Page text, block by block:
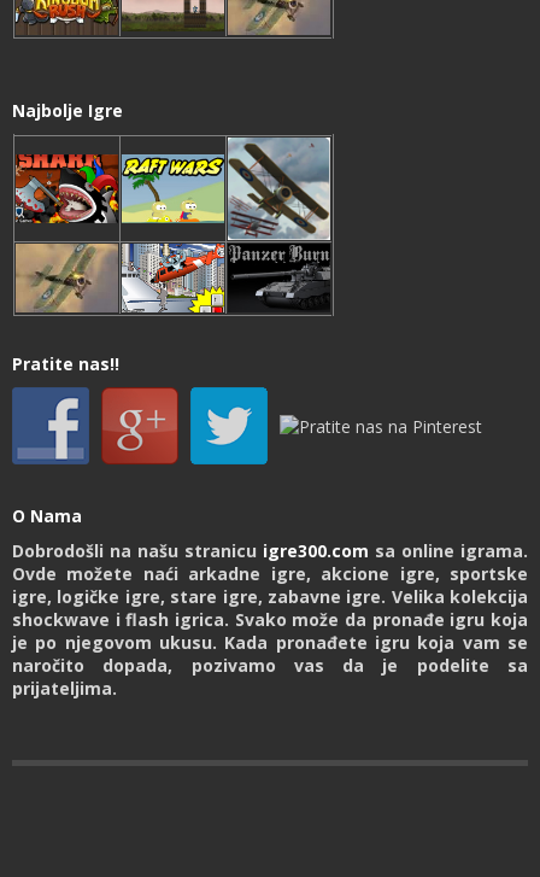
Najbolje Igre
Pratite nas!!
O Nama
Dobrodošli na našu stranicu igre300.com sa online igrama.
Ovde možete naći arkadne igre, akcione igre, sportske
igre, logičke igre, stare igre, zabavne igre. Velika kolekcija
shockwave i flash igrica. Svako može da pronađe igru koja
je po njegovom ukusu. Kada pronađete igru koja vam se
naročito dopada, pozivamo vas da je podelite sa
prijateljima.